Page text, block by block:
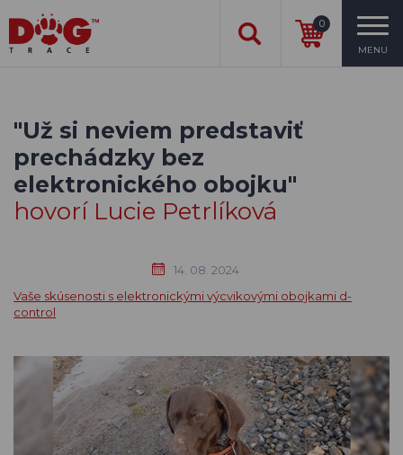
0
MENU
"Už si neviem predstaviť
prechádzky bez
elektronického obojku"
hovorí Lucie Petrlíková
14. 08. 2024
Vaše skúsenosti s elektronickými výcvikovými obojkami d-
control